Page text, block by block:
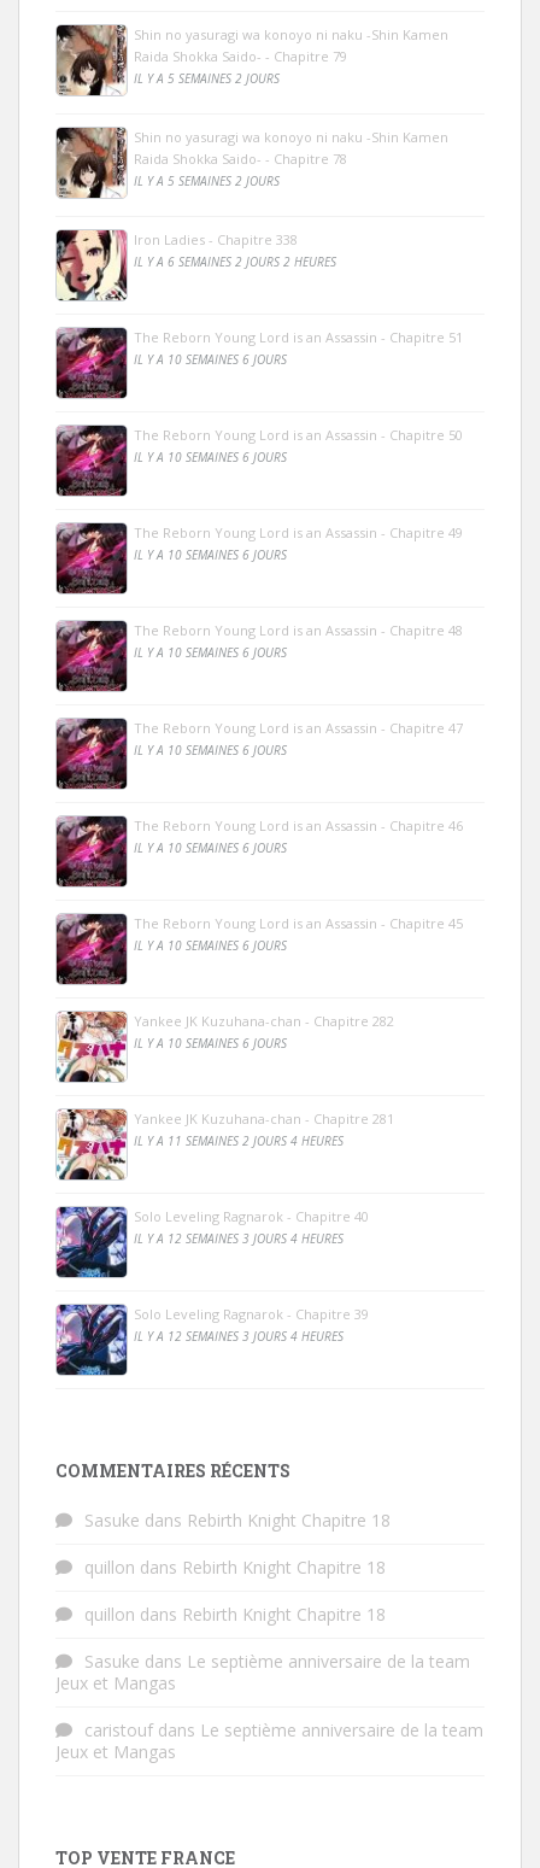
Shin no yasuragi wa konoyo ni naku -Shin Kamen
Raida Shokka Saido- - Chapitre 79
IL Y A 5 SEMAINES 2 JOURS
Shin no yasuragi wa konoyo ni naku -Shin Kamen
Raida Shokka Saido- - Chapitre 78
IL Y A 5 SEMAINES 2 JOURS
Iron Ladies - Chapitre 338
IL Y A 6 SEMAINES 2 JOURS 2 HEURES
The Reborn Young Lord is an Assassin - Chapitre 51
IL Y A 10 SEMAINES 6 JOURS
The Reborn Young Lord is an Assassin - Chapitre 50
IL Y A 10 SEMAINES 6 JOURS
The Reborn Young Lord is an Assassin - Chapitre 49
IL Y A 10 SEMAINES 6 JOURS
The Reborn Young Lord is an Assassin - Chapitre 48
IL Y A 10 SEMAINES 6 JOURS
The Reborn Young Lord is an Assassin - Chapitre 47
IL Y A 10 SEMAINES 6 JOURS
The Reborn Young Lord is an Assassin - Chapitre 46
IL Y A 10 SEMAINES 6 JOURS
The Reborn Young Lord is an Assassin - Chapitre 45
IL Y A 10 SEMAINES 6 JOURS
Yankee JK Kuzuhana-chan - Chapitre 282
IL Y A 10 SEMAINES 6 JOURS
Yankee JK Kuzuhana-chan - Chapitre 281
IL Y A 11 SEMAINES 2 JOURS 4 HEURES
Solo Leveling Ragnarok - Chapitre 40
IL Y A 12 SEMAINES 3 JOURS 4 HEURES
Solo Leveling Ragnarok - Chapitre 39
IL Y A 12 SEMAINES 3 JOURS 4 HEURES
COMMENTAIRES RÉCENTS
Sasuke dans Rebirth Knight Chapitre 18
quillon dans Rebirth Knight Chapitre 18
quillon dans Rebirth Knight Chapitre 18
Sasuke dans Le septième anniversaire de la team
Jeux et Mangas
caristoufdans Le septième anniversaire de la team
Jeux et Mangas
TOP VENTE FRANCE